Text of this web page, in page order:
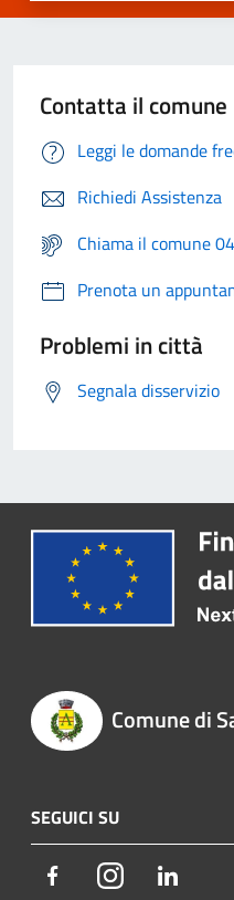
Contatta il comune
Leggi le domande
Richiedi Assistenza
Chiama il comune
Prenota un
Problemi in città
Segnala disservizio
Comune di
SEGUICI SU
FacebookInstagram